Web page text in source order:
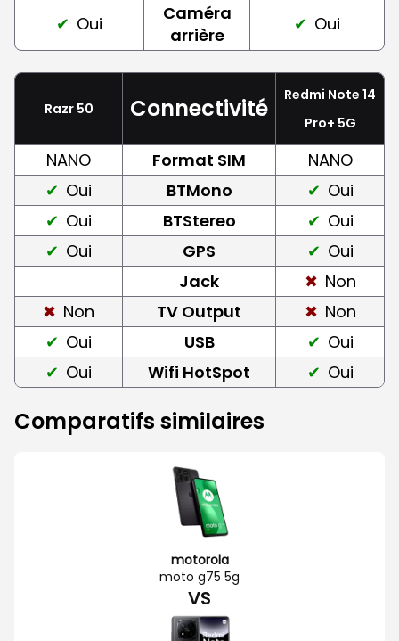
Oui
Caméra
arrière
Oui
Razr 50 Connectivité
Redmi Note 14
Pro+ 5G
NANO Format SIM
NANO
Oui
BTMono
Oui
Oui
BTStereo
Oui
Oui
GPS
Oui
Jack
Non
Non
TV Output
Non
Oui
USB
Oui
Oui
Wifi HotSpot Oui
Comparatifs similaires
motorola
moto g75 5g
VS